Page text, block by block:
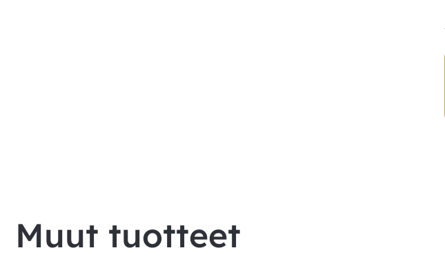
Muut tuotteet